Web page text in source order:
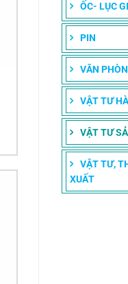
ỐC- LỤC
PIN
VĂN
VẬT TƯ
VẬT TƯ
VẬT TƯ,
XUẤT